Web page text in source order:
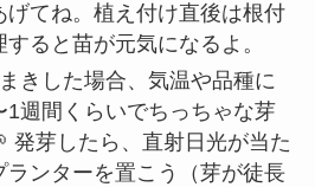
げてね。植え付け直後は根付
ると苗が元気になるよ。
きした場合、気温や品種に
1週間くらいでちっちゃな芽
発芽したら、直射日光が当た
ランターを置こう（芽が徒長